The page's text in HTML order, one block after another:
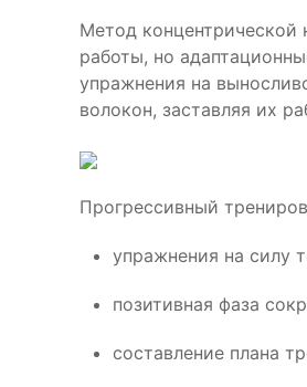
Метод концентрической
работы, но
упражнения на
волокон, заставляя их
Прогрессивный
упражнения на силу
позитивная фаза
составление плана